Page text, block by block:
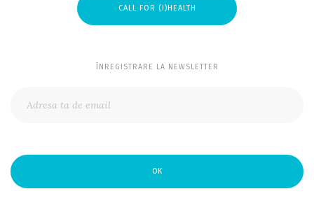
CALL FOR (I)HEALTH
ÎNREGISTRARE LA NEWSLETTER
OK